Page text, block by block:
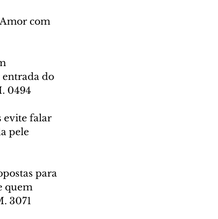
com
entrada do
0494
evite falar
pele
para
quem
3071